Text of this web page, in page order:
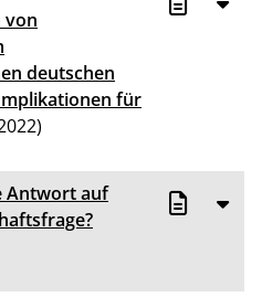
von
deutschen
für
Antwort auf